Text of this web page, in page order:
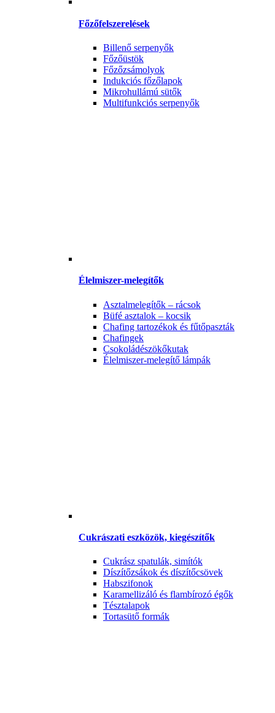
Főzőfelszerelések
Billenő serpenyők
Főzőüstök
Főzőzsámolyok
Indukciós főzőlapok
Mikrohullámú sütők
Multifunkciós serpenyők
Élelmiszer-melegítők
Asztalmelegítők – rácsok
Büfé asztalok – kocsik
Chafing tartozékok és fűtőpaszták
Chafingek
Csokoládészökőkutak
Élelmiszer-melegítő lámpák
Cukrászati eszközök, kiegészítők
Cukrász spatulák, simítók
Díszítőzsákok és díszítőcsövek
Habszifonok
Karamellizáló és flambírozó égők
Tésztalapok
Tortasütő formák